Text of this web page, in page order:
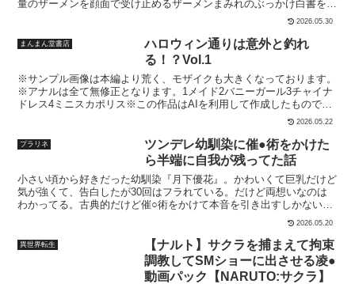
量のザーメンを顔面で受け止めるザーメンまみれのぶっかけ白書をお
楽しみください！！■内容JK、制服、スクール水着、着衣、ザーメン
ど■作品概要近年AVや同人作品でも正統派なぶっかけ作品は減ってき
ています。しかし、ザーメンぶっかけが大好きでもっともっとぶっか
け作品が見たい！そんなぶっかけ好きのアナタに送る大量ぶっかけ
CG写真集！可愛いJKの顔面にザーメンたくさんぶっかけ顔射！女の
子たちをやりたい放題汁まみれにしちゃおう！！！■仕様画素
数:1152×1728，1728×1152画像形式: jpegフォルダ構成:0.本編全ペー
ジ（合計193ページ）※本作で描かれるシチュエーションは全てフィ
場人物は全員18歳以上として生成しております。※犯罪、その他違
法行為を美化または助長する意図はございません。※本作はStable
Diffusion、独自モデルを使用したAI生成画像を加筆、修正した作品と
なります。
2026.05.30
まんまん堂書店
ハロウィン通りは意外と釣れ
る！？Vol.1
※サンプル画像は本編より荒く、モザイクも大きくなっております。
※アナルは全て無修正となります。1メイド2バニーガール3チャイナ
ドレス4ミニスカポリス※この作品はAIを利用して作成したもので
す。※Stable Diffusionを使用して生成しております※技術的な制約
あります。購入前に、そのことを理解し、同意した上で購入を検討し
ていただくことをお願いいたします。※購入後の取り扱いに不備があ
った場合こちらは一切責任を負いません。※商用目的での利用・第三
者への譲渡・転載等が発見された際には法的処置をとらせていただ
き、損害賠償請求を致します。
2026.05.22
プラリネ
ツンデレ幼馴染に催●術をかけた
ら半端に自我が残ってた話
小さい頃から好きだった幼馴染『月下優花』。かわいくて巨乳だけど
気が強くて、告白したが30回はフラれている。だけど両想いなのは
わかってる。古典的だけど催○術をかけて本音を引き出すしかない！
成功したはいいが、身体のみに作用する催○術で精神は正常のままに
なってしまった。好き放題される優花は自分の意志に反して身体が勝
手に反応してしまう。誰かに見られてしまうかもしれない放課後の学
校で、えっちしまくり。すべてが初めてなのにどろどろびちゃびち
ゃ、もう元の関係には戻れない、理性はどこへ―――。全文42p（本
2026.05.20
異世界転生
【ナルト】サクラを捕まえて拘束
調教してSMショーに出させる凌●
動画パック【NARUTO:サクラ】